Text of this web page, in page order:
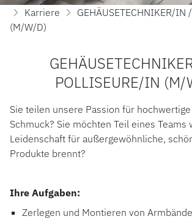
ROLEX CERTIFIED PRE-OWNED
UHREN
Karriere
GEHÄUSETECHNIKER/IN
(M/W/D)
POLLISEURE/IN (M/
Sie teilen unsere Passion für
Schmuck? Sie möchten Teil eines Teams
Leidenschaft für außergewöhnliche,
Produkte brennt?
Ihre Aufgaben:
Zerlegen und Montieren von